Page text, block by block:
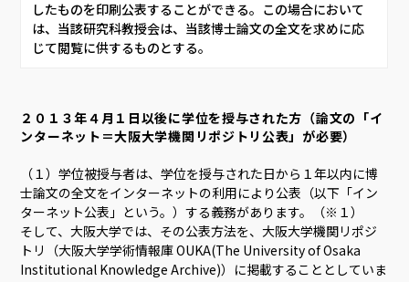
したものを印刷公表することができる。この場合において
は、当該研究科教授会は、当該博士論文の全文を求めに応
じて閲覧に供するものとする。
２０１３年４月１日以後に学位を授与された方（論文の「イ
ンターネット＝大阪大学機関リポジトリ公表」が必要）
（１）学位被授与者は、学位を授与された日から１年以内に博
士論文の全文をインターネットの利用により公表（以下「イン
ターネット公表」という。）する義務があります。（※１）
そして、大阪大学では、その公表方法を、大阪大学機関リポジ
トリ（大阪大学学術情報庫 OUKA(The University of Osaka
Institutional Knowledge Archive)）に掲載することとしていま